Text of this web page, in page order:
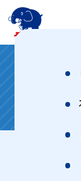
物件